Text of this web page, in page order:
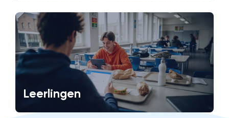
Leerlingen